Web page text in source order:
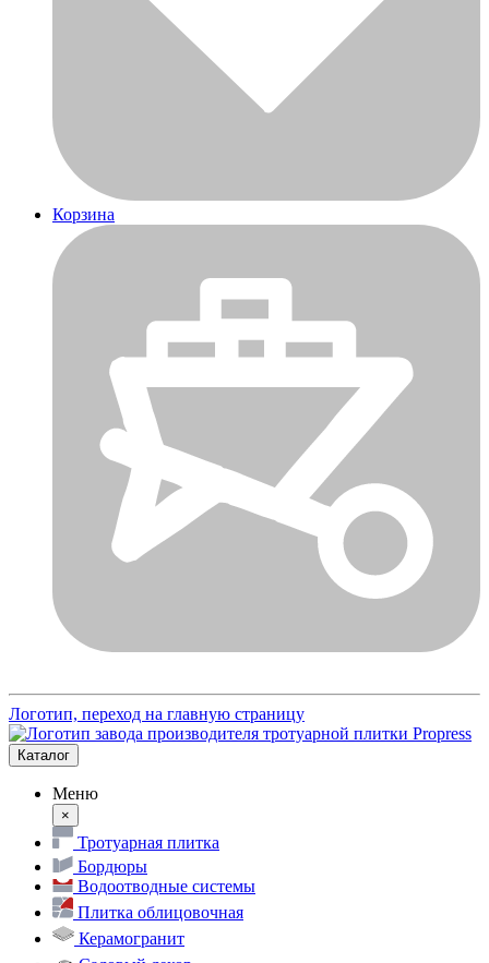
Корзина
Логотип, переход на главную страницу
Каталог
Меню
×
Тротуарная плитка
Бордюры
Водоотводные системы
Плитка облицовочная
Керамогранит